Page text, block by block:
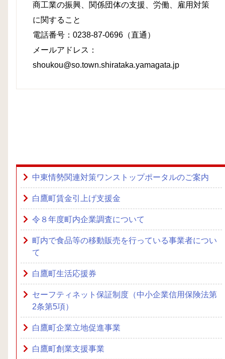
商工業の振興、関係団体の支援、労働、雇用対策
に関すること
電話番号：0238-87-0696（直通）
メールアドレス：
shoukou@so.town.shirataka.yamagata.jp
中東情勢関連対策ワンストップポータルのご案内
白鷹町賃金引上げ支援金
令８年度町内企業調査について
町内で食品等の移動販売を行っている事業者につい
て
白鷹町生活応援券
セーフティネット保証制度（中小企業信用保険法第
2条第5項）
白鷹町企業立地促進事業
白鷹町創業支援事業